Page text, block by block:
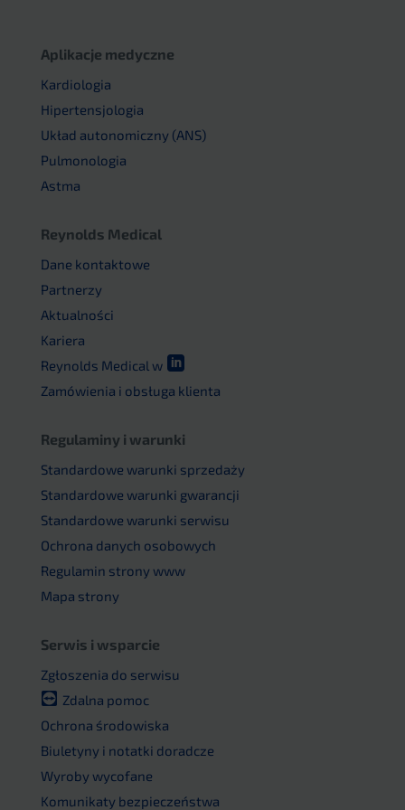
Aplikacje medyczne
Kardiologia
Hipertensjologia
Układ autonomiczny (ANS)
Pulmonologia
Astma
Reynolds Medical
Dane kontaktowe
Partnerzy
Aktualności
Kariera
Reynolds Medical w 
Zamówienia i obsługa klienta
Regulaminy i warunki
Standardowe warunki sprzedaży
Standardowe warunki gwarancji
Standardowe warunki serwisu
Ochrona danych osobowych
Regulamin strony www
Mapa strony
Serwis i wsparcie
Zgłoszenia do serwisu
Zdalna pomoc
Ochrona środowiska
Biuletyny i notatki doradcze
Wyroby wycofane
Komunikaty bezpieczeństwa